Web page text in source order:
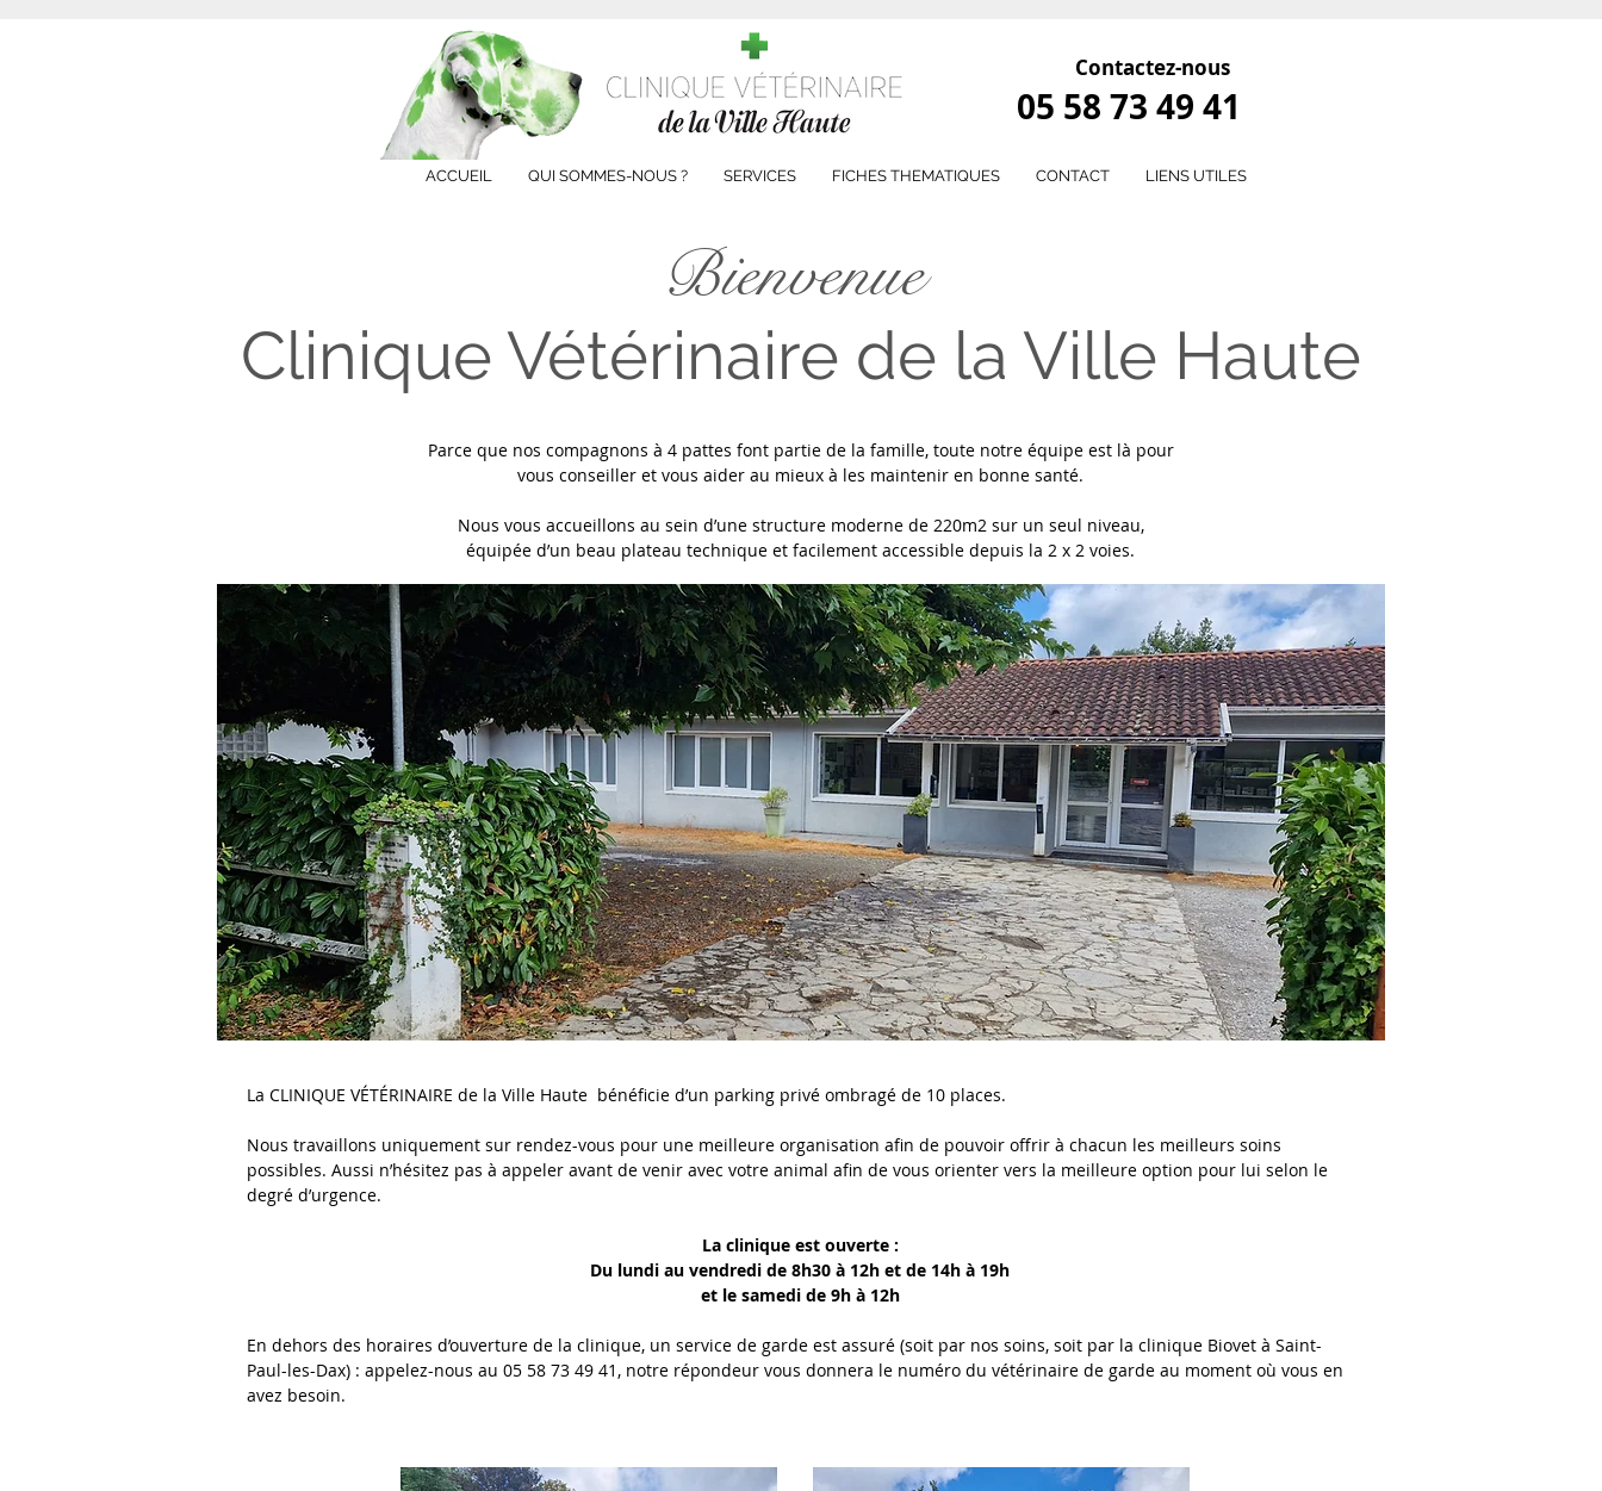
Contactez-nous
ACCUEIL QUI SOMMES-NOUS ? SERVICES FICHES THEMATIQUES CONTACT LIENS UTILES
05 58 73 49 41
Bienvenue
Clinique Vétérinaire de la Ville Haute
Parce que nos compagnons à 4 pattes font partie de la famille, toute notre équipe est là pour
vous conseiller et vous aider au mieux à les maintenir en bonne santé.
Nous vous accueillons au sein d’une structure moderne de 220m2 sur un seul niveau,
équipée d’un beau plateau technique et facilement accessible depuis la 2 x 2 voies.
La CLINIQUE VÉTÉRINAIRE de la Ville Haute bénéficie d’un parking privé ombragé de 10 places.
Nous travaillons uniquement sur rendez-vous pour une meilleure organisation afin de pouvoir offrir à chacun les meilleurs soins
possibles. Aussi n’hésitez pas à appeler avant de venir avec votre animal afin de vous orienter vers la meilleure option pour lui selon le
degré d’urgence.
La clinique est ouverte :
Du lundi au vendredi de 8h30 à 12h et de 14h à 19h
et le samedi de 9h à 12h
En dehors des horaires d’ouverture de la clinique, un service de garde est assuré (soit par nos soins, soit par la clinique Biovet à Saint-
Paul-les-Dax) : appelez-nous au 05 58 73 49 41, notre répondeur vous donnera le numéro du vétérinaire de garde au moment où vous en
avez besoin.